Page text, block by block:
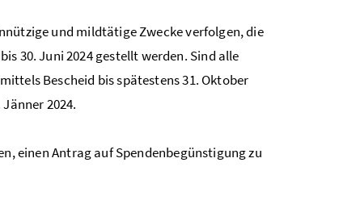
und mildtätige Zwecke verfolgen, die
30. Juni 2024 gestellt werden. Sind alle
Bescheid bis spätestens 31. Oktober
2024.
einen Antrag auf Spendenbegünstigung zu